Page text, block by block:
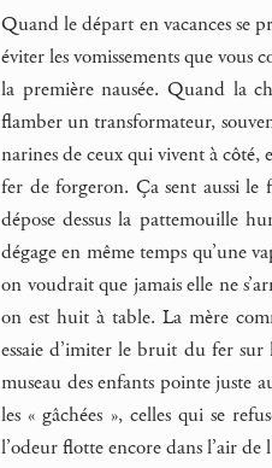
Quand le départ en vacances se
éviter les vomissements que vous
la première nausée. Quand la
flamber un transformateur,
narines de ceux qui vivent à côté,
fer de forgeron. Ça sent aussi le
dépose dessus la pattemouille
dégage en même temps qu’une
on voudrait que jamais elle ne
on est huit à table. La mère
essaie d’imiter le bruit du fer
museau des enfants pointe juste
les « gâchées », celles qui se
l’odeur flotte encore dans l’air de